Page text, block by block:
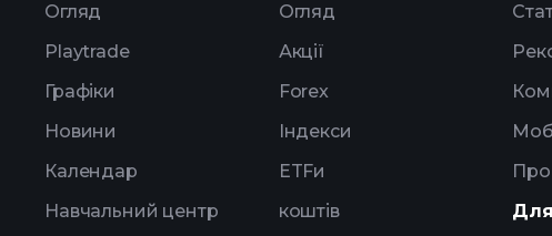
Огляд
Playtrade
Графіки
Новини
Календар
Навчальний центр
Огляд
Акції
Forex
Індекси
ETFи
коштів
Для